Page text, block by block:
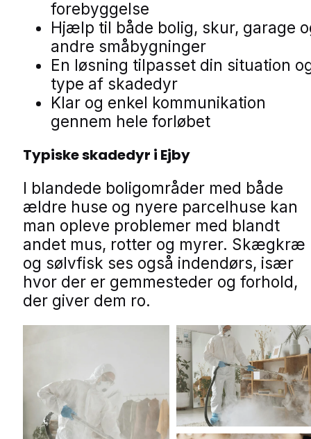
forebyggelse
Hjælp til både bolig, skur, garage
andre småbygninger
En løsning tilpasset din situation
type af skadedyr
Klar og enkel kommunikation
gennem hele forløbet
Typiske skadedyr i Ejby
I blandede boligområder med både
ældre huse og nyere parcelhuse kan
man opleve problemer med blandt
andet mus, rotter og myrer. Skægkræ
og sølvfisk ses også indendørs, især
hvor der er gemmesteder og forhold,
der giver dem ro.